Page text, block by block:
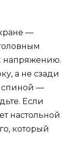
—
напряжению.
а не сзади
спиной —
Если
настольной
который